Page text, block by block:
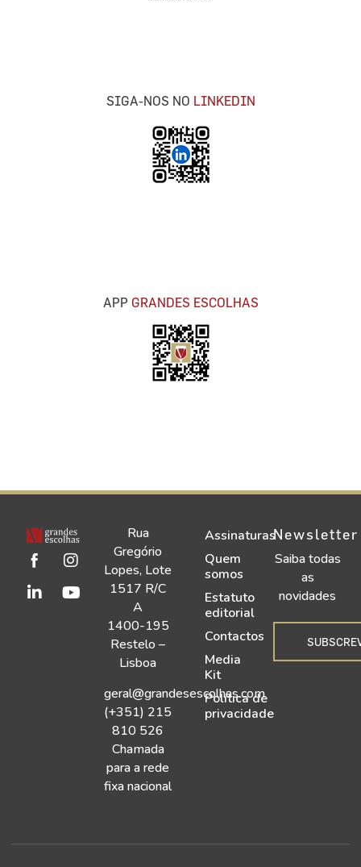
SIGA-NOS NO LINKEDIN
APP GRANDES ESCOLHAS
Rua
Gregório
Lopes, Lote
1517 R/C
A
1400-195
Restelo –
Lisboa
geral@grandesescolhas.com
(+351) 215
810 526
Chamada
para a rede
fixa nacional
Assinaturas
Quem
somos
Estatuto
editorial
Contactos
Media
Kit
Política de
privacidade
Newsletter
Saiba todas
as
novidades